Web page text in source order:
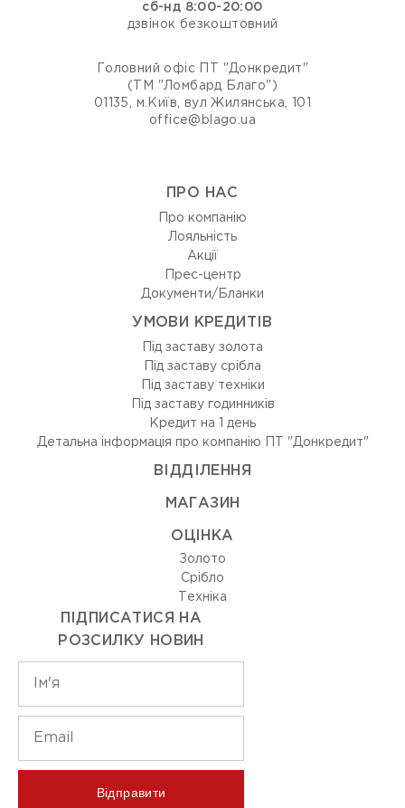
сб-нд 8:00-20:00
дзвінок безкоштовний
Головний офіс ПТ "Донкредит"
(ТМ "Ломбард Благо")
01135, м.Київ, вул Жилянська, 101
office@blago.ua
ПРО НАС
Про компанію
Лояльність
Акції
Прес-центр
Документи/Бланки
УМОВИ КРЕДИТІВ
Під заставу золота
Під заставу срібла
Під заставу техніки
Під заставу годинників
Кредит на 1 день
Детальна інформація про компанію ПТ "Донкредит"
ВIДДIЛЕННЯ
МАГАЗИН
ОЦIНКА
Золото
Срiбло
Технiка
ПІДПИСАТИСЯ НА
РОЗСИЛКУ НОВИН
Відправити